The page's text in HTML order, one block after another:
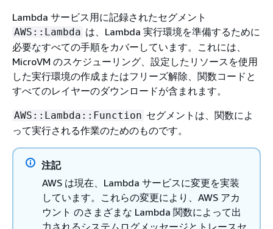
Lambda サービス用に記録されたセグメント
AWS::Lambda は、Lambda 実行環境を準備するために
必要なすべての手順をカバーしています。これには、
MicroVM のスケジューリング、設定したリソースを使用
した実行環境の作成またはフリーズ解除、関数コードと
すべてのレイヤーのダウンロードが含まれます。
AWS::Lambda::Function セグメントは、関数によ
って実行される作業のためのものです。
注記
AWS は現在、Lambda サービスに変更を実装
しています。これらの変更により、AWS アカ
ウント のさまざまな Lambda 関数によって出